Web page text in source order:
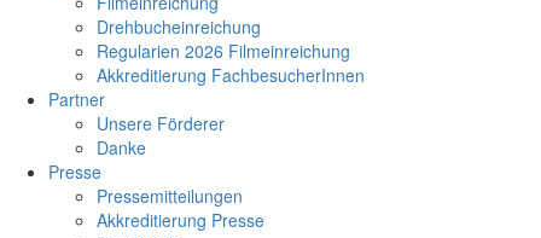
Drehbucheinreichung
Regularien 2026 Filmeinreichung
Akkreditierung FachbesucherInnen
Partner
Unsere Förderer
Danke
Presse
Pressemitteilungen
Akkreditierung Presse